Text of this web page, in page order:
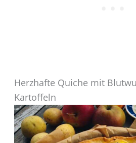
Herzhafte Quiche mit
Kartoffeln